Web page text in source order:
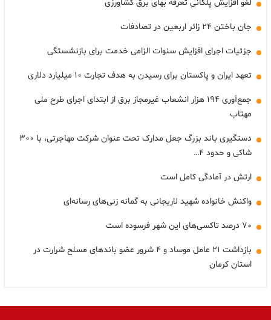
لغو افزایش پلکانی تعرفه بهای برق کشاورزی
جان باختن ۲۴ زائر اربعین در تصادفات
جزئیات اجرای افزایش سنوات الزامی خدمت برای بازنشستگی
تعهد ایران و پاکستان برای رسیدن به هدف تجارت ۱۰ میلیارد دلاری
جمع‌آوری ۱۹۴ هزار انشعاب غیرمجاز برق از ابتدای اجرای طرح ملی
مهتاب
دستگیری باند بزرگ جعل مدارک تحت عنوان شرکت مهاجرتی، با ۳۰۰
شاکی و حدود ۴…
ارتش در آمادگی کامل است
واکنش خانواده شهید لاریجانی به گمانه زنی‌های رسانه‌ای
۷۰ درصد تاکسی‌های این شهر فرسوده است
بازداشت ۲۱ عامل موساد و ۴ شرور عضو باندهای مسلح شرارت در
استان کرمان